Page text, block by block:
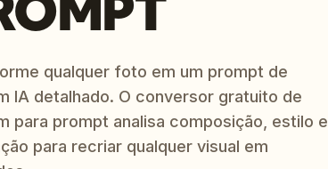
qualquer foto em um prompt de
IA detalhado. O conversor gratuito de
para prompt analisa composição, estilo e
para recriar qualquer visual em